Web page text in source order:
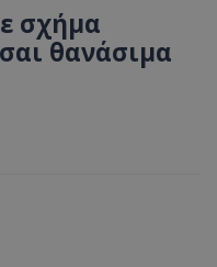
σχήμα
θανάσιμα